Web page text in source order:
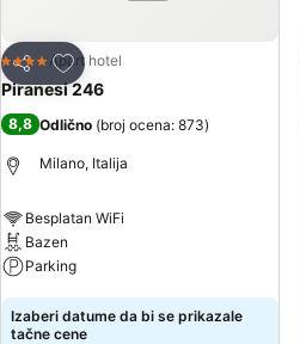
Deli
Dodati u favorite
4 ZvezdiceApart hotel
Piranesi 246
8,8 Odlično (broj ocena: 873)
Milano, Italija
Besplatan WiFi
Bazen
Parking
Pogledaj cene
Izaberi datume da bi se prikazale
tačne cene